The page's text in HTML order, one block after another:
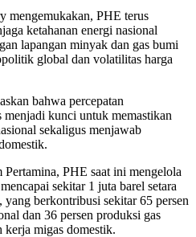
mengemukakan, PHE terus
ketahanan energi nasional
lapangan minyak dan gas bumi
global dan volatilitas harga
bahwa percepatan
menjadi kunci untuk memastikan
sekaligus menjawab
PHE saat ini mengelola
sekitar 1 juta barel setara
berkontribusi sekitar 65 persen
dan 36 persen produksi gas
kerja migas domestik.